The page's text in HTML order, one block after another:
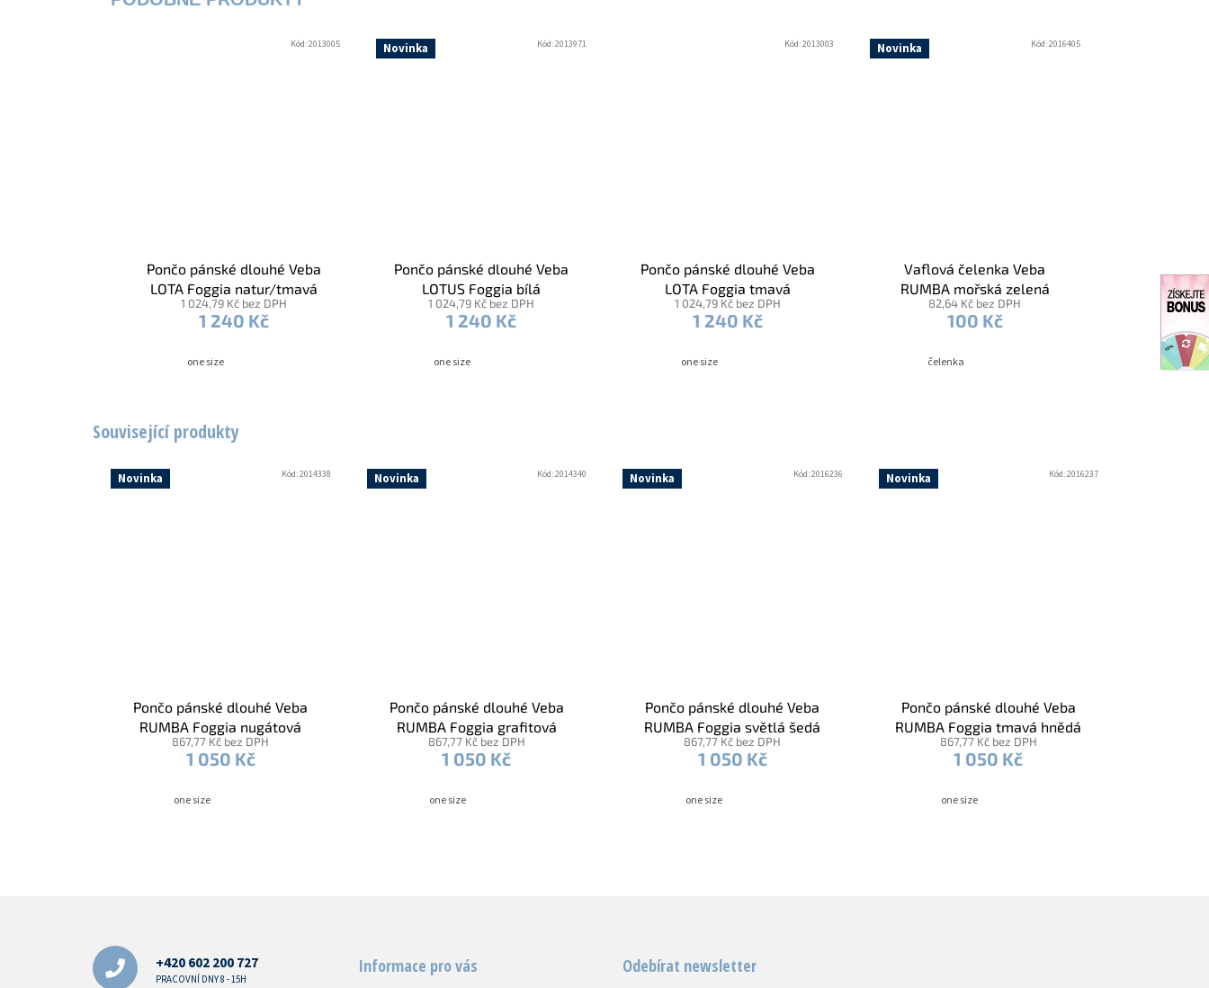
Související produkty
Novinka
Pončo pánské dlouhé Veba
RUMBA Foggia nugátová
867,77 Kč bez DPH
1 050 Kč
one size
Kód:2014338 Novinka
Pončo pánské dlouhé Veba
RUMBA Foggia grafitová
867,77 Kč bez DPH
1 050 Kč
one size
Kód:2014340 Novinka
Pončo pánské dlouhé Veba
RUMBA Foggia světlá šedá
867,77 Kč bez DPH
1 050 Kč
one size
Kód:2016236 Novinka
Pončo pánské dlouhé Veba
RUMBA Foggia tmavá hnědá
867,77 Kč bez DPH
1 050 Kč
one size
Kód:2016237
Pončo pánské dlouhé Veba
LOTA Foggia natur/tmavá
hnědá
1 024,79 Kč bez DPH
1 240 Kč
one size
Kód:2013005 Novinka
Pončo pánské dlouhé Veba
LOTUS Foggia bílá
káva/tmavá hnědá
1 024,79 Kč bez DPH
1 240 Kč
one size
Kód:2013971
Pončo pánské dlouhé Veba
LOTA Foggia tmavá
šedá/smaragdová
1 024,79 Kč bez DPH
1 240 Kč
one size
Kód:2013003 Novinka
Vaflová čelenka Veba
RUMBA mořská zelená
82,64 Kč bez DPH
100 Kč
čelenka
Kód:2016405
+420 602 200 727
PRACOVNÍ DNY 8 - 15H
Informace pro vás Odebírat newsletter